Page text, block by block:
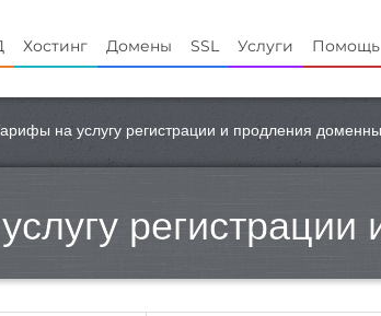
Хостинг Домены SSL Услуги Помощь
на услугу регистрации и продления